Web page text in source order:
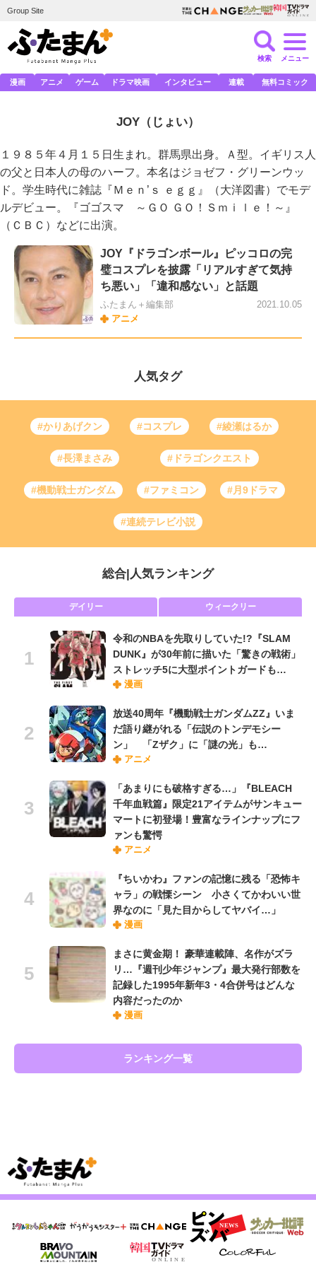
Group Site
検索 メニュー
漫画 アニメ ゲーム ドラマ映画 インタビュー 連載 無料コミック
JOY （じょい）
１９８５年４月１５日生まれ。群馬県出身。Ａ型。イギリス人
の父と日本人の母のハーフ。本名はジョゼフ・グリーンウッ
ド。学生時代に雑誌『Ｍｅｎ’ｓ ｅｇｇ』（大洋図書）でモデ
ルデビュー。『ゴゴスマ ～ＧＯ ＧＯ！Ｓｍｉｌｅ！～』
（ＣＢＣ）などに出演。
JOY『ドラゴンボール』ピッコロの完
璧コスプレを披露「リアルすぎて気持
ち悪い」「違和感ない」と話題
ふたまん＋編集部
アニメ
2021.10.05
人気タグ
#かりあげクン #コスプレ #綾瀬はるか
#長澤まさみ #ドラゴンクエスト
#機動戦士ガンダム #ファミコン #月9ドラマ
#連続テレビ小説
総合 人気ランキング
デイリー ウィークリー
令和のNBAを先取りしていた!?『SLAM
DUNK』が30年前に描いた「驚きの戦術」
ストレッチ5に大型ポイントガードも…
漫画
放送40周年『機動戦士ガンダムZZ』いま
だ語り継がれる「伝説のトンデモシー
ン」 「Zザク」に「謎の光」も…
アニメ
「あまりにも破格すぎる…」『BLEACH
千年血戦篇』限定21アイテムがサンキュー
マートに初登場！豊富なラインナップにフ
ァンも驚愕
アニメ
『ちいかわ』ファンの記憶に残る「恐怖キ
ャラ」の戦慄シーン 小さくてかわいい世
界なのに「見た目からしてヤバイ…」
漫画
まさに黄金期！ 豪華連載陣、名作がズラ
リ…『週刊少年ジャンプ』最大発行部数を
記録した1995年新年3・4合併号はどんな
内容だったのか
漫画
ランキング一覧